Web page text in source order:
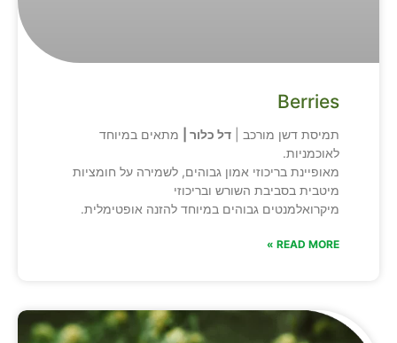
Berries
תמיסת דשן מורכב | דל כלור |
מתאים במיוחד
לאוכמניות.
מאופיינת בריכוזי אמון גבוהים, לשמירה על חומציות
מיטבית בסביבת השורש ובריכוזי
מיקרואלמנטים גבוהים במיוחד להזנה אופטימלית.
READ MORE »